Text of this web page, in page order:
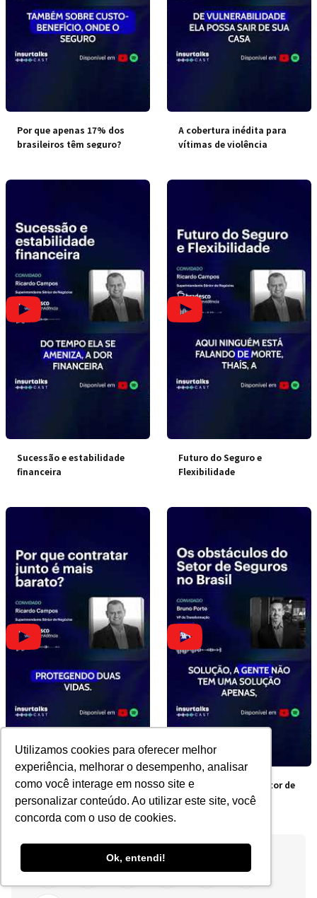
Utilizamos cookies para oferecer melhor
experiência, melhorar o desempenho, analisar
como você interage em nosso site e
personalizar conteúdo. Ao utilizar este site, você
concorda com o uso de cookies.
Ok, entendi!
Por que apenas 17% dos
brasileiros têm seguro?
A cobertura inédita para
vítimas de violência
Sucessão e estabilidade
financeira
Futuro do Seguro e
Flexibilidade
Por que contratar junto é
mais barato?
Os obstáculos do Setor de
Seguros no Brasil